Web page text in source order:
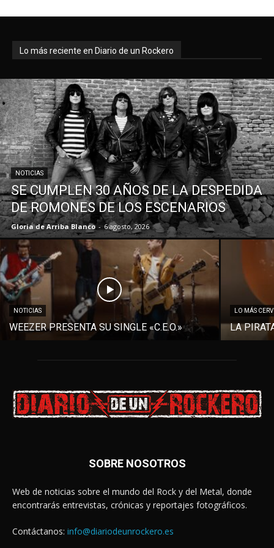
Lo más reciente en Diario de un Rockero
NOTICIAS
SE CUMPLEN 30 AÑOS DE LA DESPEDIDA
DE ROMONES DE LOS ESCENARIOS
Gloria de Arriba Blanco - 6 agosto, 2026
NOTICIAS
WEEZER PRESENTA SU SINGLE «C.E.O.»
LO MÁS
LA
SOBRE NOSOTROS
Web de noticias sobre el mundo del Rock y del Metal, donde
encontrarás entrevistas, crónicas y reportajes fotográficos.
Contáctanos: info@diariodeunrockero.es